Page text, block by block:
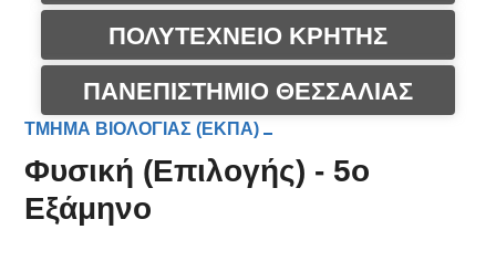
ΠΟΛΥΤΕΧΝΕΙΟ ΚΡΗΤΗΣ
ΠΑΝΕΠΙΣΤΗΜΙΟ ΘΕΣΣΑΛΙΑΣ
ΤΜΗΜΑ ΒΙΟΛΟΓΙΑΣ (ΕΚΠΑ)
Φυσική (Επιλογής) - 5ο
Εξάμηνο